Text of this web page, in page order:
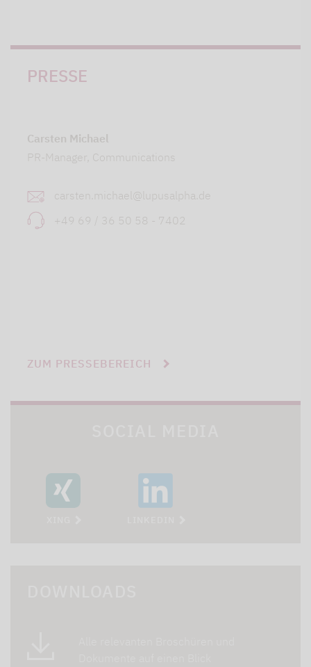
PRESSE
Carsten Michael
PR-Manager, Communications
carsten.michael@lupusalpha.de
+49 69 / 36 50 58 - 7402
ZUM PRESSEBEREICH